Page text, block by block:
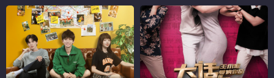
37 38 39 40
41 42 43